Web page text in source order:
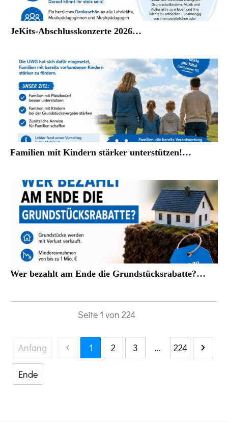
JeKits-Abschlusskonzerte 2026…
Familien mit Kindern stärker unterstützen!…
Wer bezahlt am Ende die Grundstücksrabatte?…
Seite 1 von 224
Anfang 1 2 3 ... 224
Ende